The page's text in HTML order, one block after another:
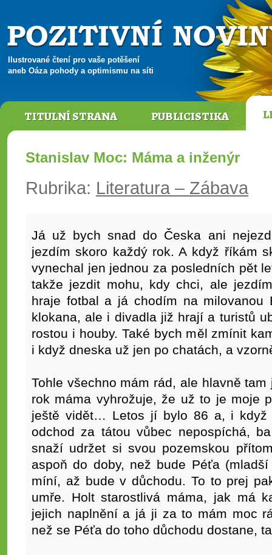
Ilustrované čtení pro vaše potěšení
aneb Oáza pohody a optimismu na síti
TITULNÍ STRANA PUBLICISTIKA
Stanislav Moc: Máma a inženýr
Rubrika: Literatura – Zábava
Já už bych snad do Česka ani
jezdím skoro každý rok. A když říkám
vynechal jen jednou za posledních pět
takže jezdit mohu, kdy chci, ale
hraje fotbal a já chodím na milovanou
klokana, ale i divadla již hrají a turistů
rostou i houby. Také bych měl zmínit
i když dneska už jen po chatách, a
Tohle všechno mám rád, ale hlavně
rok máma vyhrožuje, že už to je moje
ještě vidět… Letos jí bylo 86 a, i když
odchod za tátou vůbec nepospíchá,
snaží udržet si svou pozemskou
aspoň do doby, než bude Péťa
míní, až bude v důchodu. To to prej
umře. Holt starostlivá máma, jak má
jejich naplnění a já ji za to mám moc
než se Péťa do toho důchodu dostane,